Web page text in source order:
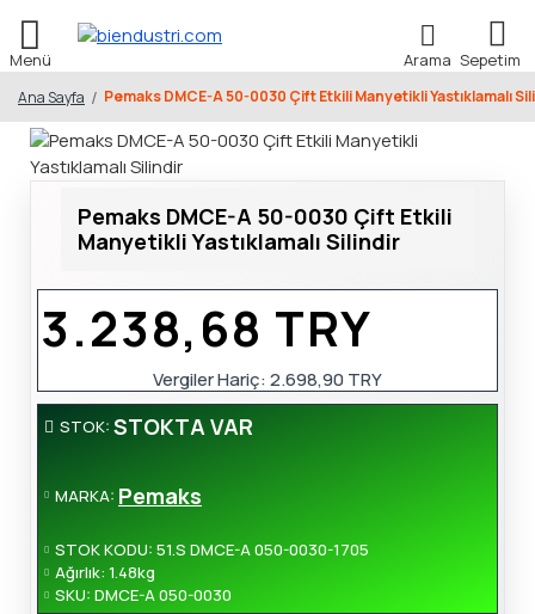
Ana Sayfa Pemaks DMCE-A 50-0030 Çift Etkili Manyetikli Yastıklamalı
Pemaks DMCE-A 50-0030 Çift Etkili
Manyetikli Yastıklamalı Silindir
STOK: STOKTA VAR
MARKA: Pemaks
STOK KODU: 51.S DMCE-A 050-0030-1705
Ağırlık: 1.48kg
SKU: DMCE-A 050-0030
3.238,68 TRY
Vergiler Hariç:2.698,90 TRY